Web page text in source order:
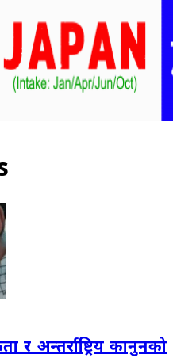
र अन्तर्राष्ट्रिय कानुनको